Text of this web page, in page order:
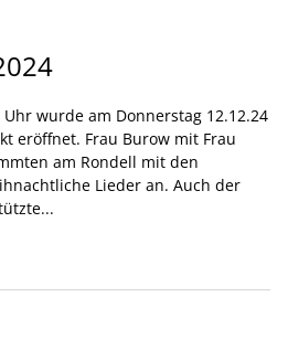
wurde am Donnerstag 12.12.24
eröffnet. Frau Burow mit Frau
am Rondell mit den
Lieder an. Auch der